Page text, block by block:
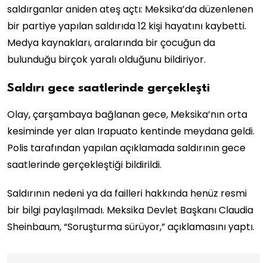
saldırganlar aniden ateş açtı: Meksika’da düzenlenen
bir partiye yapılan saldırıda 12 kişi hayatını kaybetti.
Medya kaynakları, aralarında bir çocuğun da
bulunduğu birçok yaralı olduğunu bildiriyor.
Saldırı gece saatlerinde gerçekleşti
Olay, çarşambaya bağlanan gece, Meksika’nın orta
kesiminde yer alan Irapuato kentinde meydana geldi.
Polis tarafından yapılan açıklamada saldırının gece
saatlerinde gerçekleştiği bildirildi.
Saldırının nedeni ya da failleri hakkında henüz resmi
bir bilgi paylaşılmadı. Meksika Devlet Başkanı Claudia
Sheinbaum, “Soruşturma sürüyor,” açıklamasını yaptı.